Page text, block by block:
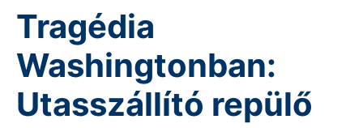
Tragédia
Washingtonban:
Utasszállító repülő